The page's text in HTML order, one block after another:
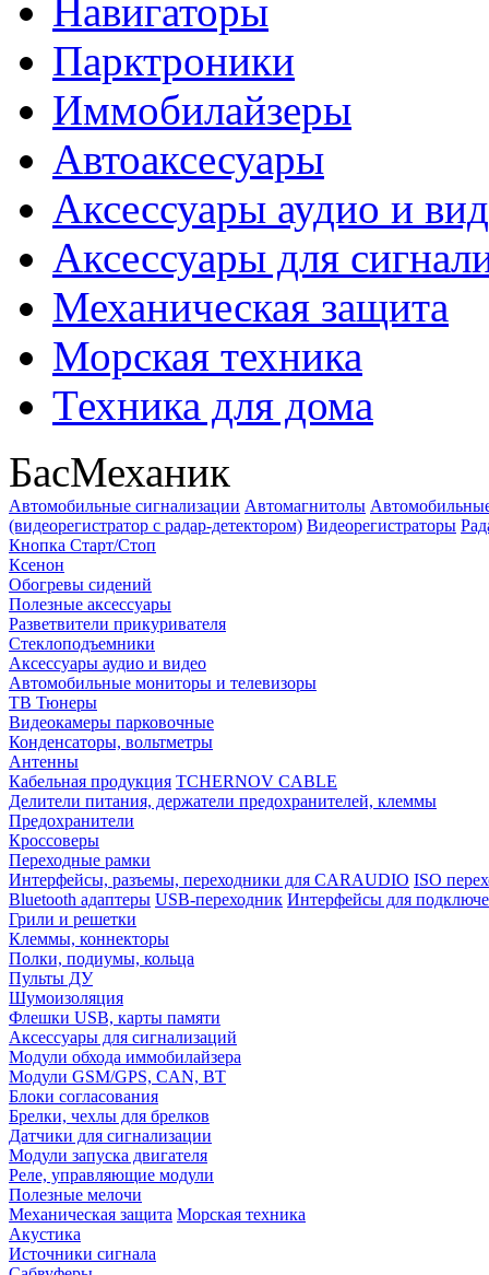
Навигаторы
Парктроники
Иммобилайзеры
Автоаксесуары
Аксессуары аудио и
Аксессуары для
Механическая защита
Морская техника
Техника для дома
БасМеханик
Автомобильные сигнализации Автомагнитолы
(видеорегистратор с радар-детектором) Видеорегистраторы
Кнопка Старт/Стоп
Ксенон
Обогревы сидений
Полезные аксессуары
Разветвители прикуривателя
Стеклоподъемники
Аксессуары аудио и видео
Автомобильные мониторы и телевизоры
ТВ Тюнеры
Видеокамеры парковочные
Конденсаторы, вольтметры
Антенны
Кабельная продукция TCHERNOV CABLE
Делители питания, держатели предохранителей, клеммы
Предохранители
Кроссоверы
Переходные рамки
Интерфейсы, разъемы, переходники для CARAUDIO ISO
Bluetooth адаптеры USB-переходник Интерфейсы для
Грили и решетки
Клеммы, коннекторы
Полки, подиумы, кольца
Пульты ДУ
Шумоизоляция
Флешки USB, карты памяти
Аксессуары для сигнализаций
Модули обхода иммобилайзера
Модули GSM/GPS, CAN, BT
Блоки согласования
Брелки, чехлы для брелков
Датчики для сигнализации
Модули запуска двигателя
Реле, управляющие модули
Полезные мелочи
Механическая защита Морская техника
Акустика
Источники сигнала